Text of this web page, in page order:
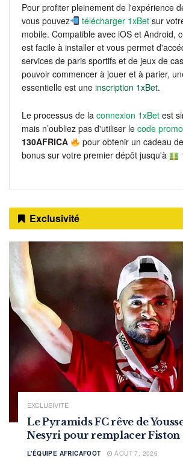
Pour profiter pleinement de l'expérience
vous pouvez
télécharger 1xBet sur
mobile. Compatible avec iOS et Android,
est facile à installer et vous permet
services de paris sportifs et de jeux de
pouvoir commencer à jouer et à parier,
essentielle est une inscription 1xBet.
Le processus de la connexion 1xBet est
mais n’oubliez pas d'utiliser le code
130AFRICA
pour obtenir un cadeau
bonus sur votre premier dépôt jusqu'à
Exclusivité
EXCLUSIVITÉ
Le Pyramids FC rêve de
Nesyri pour remplacer Fiston
L'ÉQUIPE AFRICAFOOT AOÛT 7, 2026